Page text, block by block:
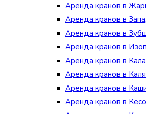
Аренда кранов в
Аренда кранов в
Аренда кранов в
Аренда кранов в
Аренда кранов в
Аренда кранов в
Аренда кранов в
Аренда кранов в